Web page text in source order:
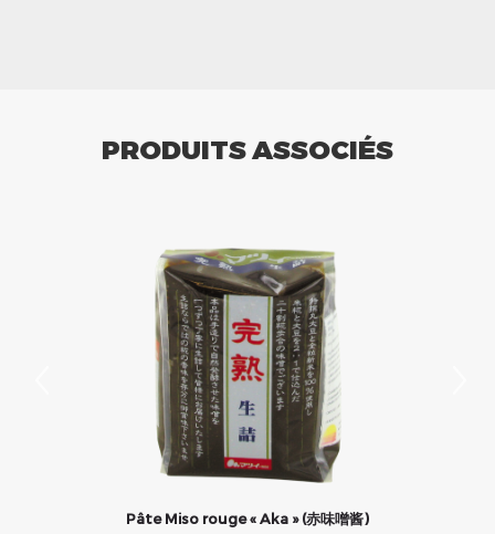
PRODUITS ASSOCIÉS
Pâte Miso rouge « Aka » (赤味噌酱)